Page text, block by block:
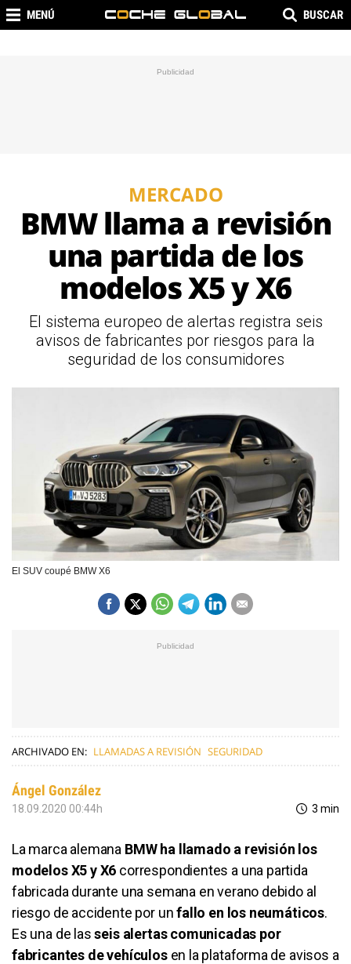
MENÚ BUSCAR
MERCADO
BMW llama a revisión
una partida de los
modelos X5 y X6
El sistema europeo de alertas registra seis
avisos de fabricantes por riesgos para la
seguridad de los consumidores
El SUV coupé BMW X6
ARCHIVADO EN: LLAMADAS A REVISIÓN SEGURIDAD
Ángel González
18.09.2020 00:44h 3 min
La marca alemana BMW ha llamado a revisión los
modelos X5 y X6 correspondientes a una partida
fabricada durante una semana en verano debido al
riesgo de accidente por unfallo en los neumáticos.
Es una de lasseis alertas comunicadas por
fabricantes de vehículos en la plataforma de avisos a